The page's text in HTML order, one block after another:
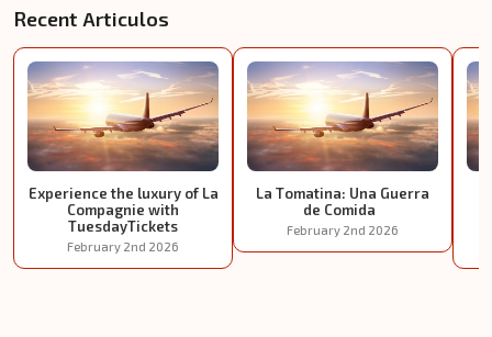
Recent Articulos
Experience the luxury of La
Compagnie with
TuesdayTickets
February 2nd 2026
La Tomatina: Una Guerra
de Comida
February 2nd 2026